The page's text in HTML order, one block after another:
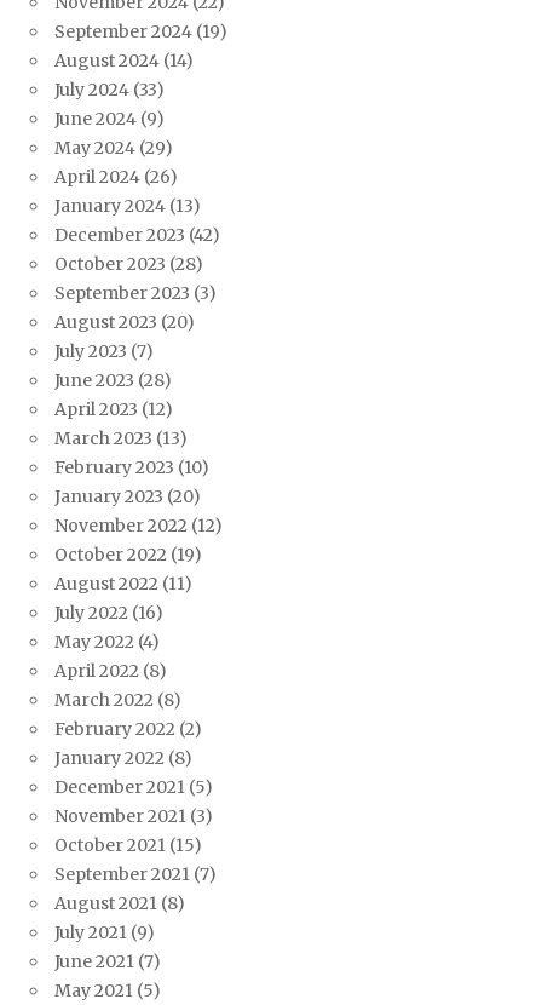
September 2024 (19)
August 2024 (14)
July 2024 (33)
June 2024 (9)
May 2024 (29)
April 2024 (26)
January 2024 (13)
December 2023 (42)
October 2023 (28)
September 2023 (3)
August 2023 (20)
July 2023 (7)
June 2023 (28)
April 2023 (12)
March 2023 (13)
February 2023 (10)
January 2023 (20)
November 2022 (12)
October 2022 (19)
August 2022 (11)
July 2022 (16)
May 2022 (4)
April 2022 (8)
March 2022 (8)
February 2022 (2)
January 2022 (8)
December 2021 (5)
November 2021 (3)
October 2021 (15)
September 2021 (7)
August 2021 (8)
July 2021 (9)
June 2021 (7)
May 2021 (5)